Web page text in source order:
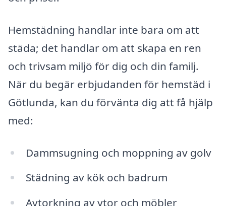
Hemstädning handlar inte bara om att
städa; det handlar om att skapa en ren
och trivsam miljö för dig och din familj.
När du begär erbjudanden för hemstäd i
Götlunda, kan du förvänta dig att få hjälp
med:
Dammsugning och moppning av golv
Städning av kök och badrum
Avtorkning av ytor och möbler